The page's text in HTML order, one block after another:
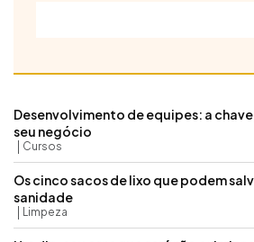
Desenvolvimento de equipes: a
seu negócio
Cursos
Os cinco sacos de lixo que podem
sanidade
Limpeza